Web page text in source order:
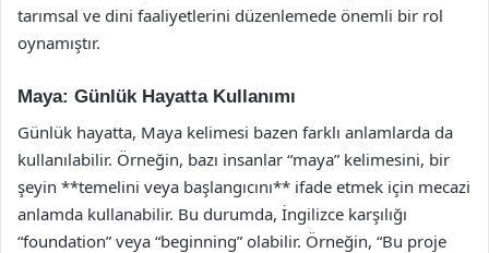
tarımsal ve dini faaliyetlerini düzenlemede önemli bir rol
oynamıştır.
Maya: Günlük Hayatta Kullanımı
Günlük hayatta, Maya kelimesi bazen farklı anlamlarda da
kullanılabilir. Örneğin, bazı insanlar “maya” kelimesini, bir
şeyin **temelini veya başlangıcını** ifade etmek için mecazi
anlamda kullanabilir. Bu durumda, İngilizce karşılığı
“foundation” veya “beginning” olabilir. Örneğin, “Bu proje